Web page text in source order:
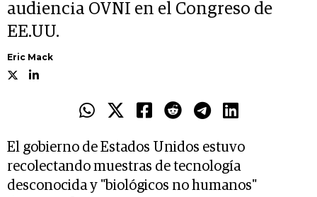
audiencia OVNI en el Congreso de
EE.UU.
Eric Mack
El gobierno de Estados Unidos estuvo
recolectando muestras de tecnología
desconocida y "biológicos no humanos"